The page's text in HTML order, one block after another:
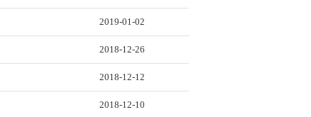
2019-01-02
2018-12-26
2018-12-12
2018-12-10